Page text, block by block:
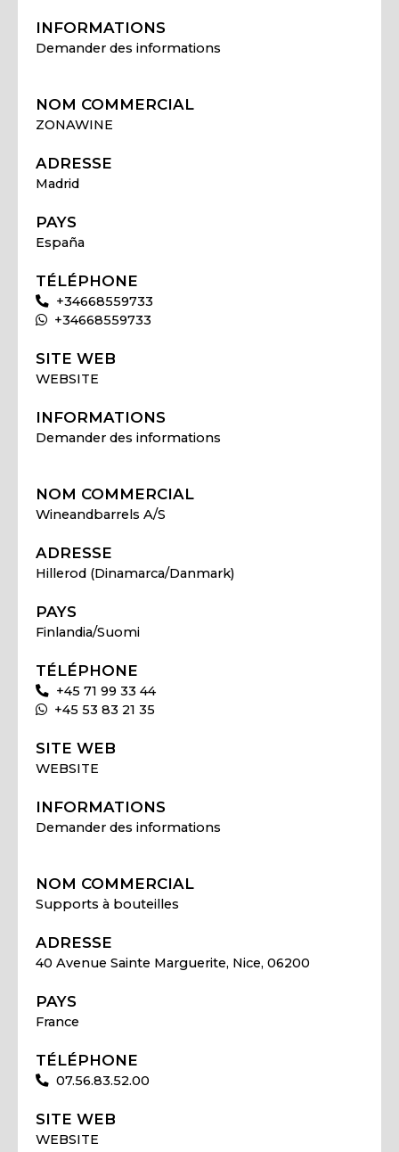
INFORMATIONS
Demander des informations
NOM COMMERCIAL
ZONAWINE
ADRESSE
Madrid
PAYS
España
TÉLÉPHONE
+34668559733
+34668559733
SITE WEB
WEBSITE
INFORMATIONS
Demander des informations
NOM COMMERCIAL
Wineandbarrels A/S
ADRESSE
Hillerod (Dinamarca/Danmark)
PAYS
Finlandia/Suomi
TÉLÉPHONE
+45 71 99 33 44
+45 53 83 21 35
SITE WEB
WEBSITE
INFORMATIONS
Demander des informations
NOM COMMERCIAL
Supports à bouteilles
ADRESSE
40 Avenue Sainte Marguerite, Nice, 06200
PAYS
France
TÉLÉPHONE
07.56.83.52.00
SITE WEB
WEBSITE